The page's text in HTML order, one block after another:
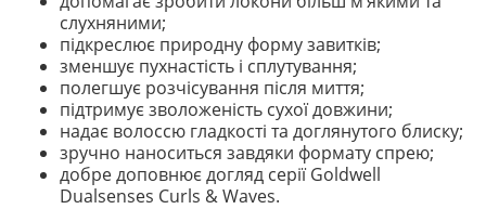
слухняними;
підкреслює природну форму завитків;
зменшує пухнастість і сплутування;
полегшує розчісування після миття;
підтримує зволоженість сухої довжини;
надає волоссю гладкості та доглянутого блиску;
зручно наноситься завдяки формату спрею;
добре доповнює догляд серії Goldwell
Dualsenses Curls & Waves.